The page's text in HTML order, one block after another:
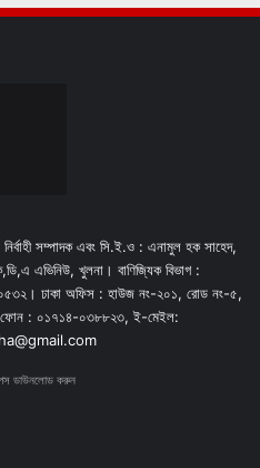
সম্পাদক এবং সি.ই.ও : এনামুল হক সাহেদ,
এভিনিউ, খুলনা। বাণিজ্যিক বিভাগ :
ঢাকা অফিস : হাউজ নং-২০১, রোড নং-৫,
: ০১৭১৪-০৩৮৮২৩, ই-মেইল:
ডাউনলোড করুন